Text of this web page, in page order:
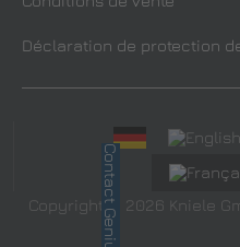
Déclaration de protection
Copyright © 2026 Kniele
Contact Genius !